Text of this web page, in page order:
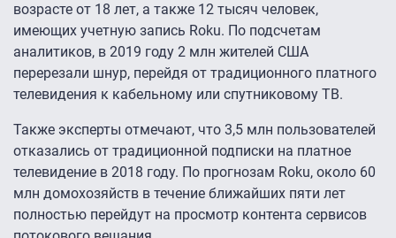
возрасте от 18 лет, а также 12 тысяч человек,
имеющих учетную запись Roku. По подсчетам
аналитиков, в 2019 году 2 млн жителей США
перерезали шнур, перейдя от традиционного платного
телевидения к кабельному или спутниковому ТВ.
Также эксперты отмечают, что 3,5 млн пользователей
отказались от традиционной подписки на платное
телевидение в 2018 году. По прогнозам Roku, около 60
млн домохозяйств в течение ближайших пяти лет
полностью перейдут на просмотр контента сервисов